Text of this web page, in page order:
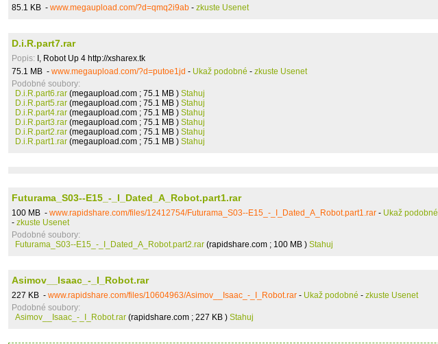
85.1 KB - www.megaupload.com/?d=qmq2i9ab - zkuste Usenet
D.i.R.part7.rar
Popis: I, Robot Up 4 http://xsharex.tk
75.1 MB - www.megaupload.com/?d=putoe1jd - Ukaž podobné - zkuste Usenet
Podobné soubory:
D.i.R.part6.rar (megaupload.com ; 75.1 MB ) Stahuj
D.i.R.part5.rar (megaupload.com ; 75.1 MB ) Stahuj
D.i.R.part4.rar (megaupload.com ; 75.1 MB ) Stahuj
D.i.R.part3.rar (megaupload.com ; 75.1 MB ) Stahuj
D.i.R.part2.rar (megaupload.com ; 75.1 MB ) Stahuj
D.i.R.part1.rar (megaupload.com ; 75.1 MB ) Stahuj
Futurama_S03--E15_-_I_Dated_A_Robot.part1.rar
100 MB - www.rapidshare.com/files/12412754/Futurama_S03--E15_-_I_Dated_A_Robot.part1.rar - Ukaž podobné
- zkuste Usenet
Podobné soubory:
Futurama_S03--E15_-_I_Dated_A_Robot.part2.rar (rapidshare.com ; 100 MB ) Stahuj
Asimov__Isaac_-_I_Robot.rar
227 KB - www.rapidshare.com/files/10604963/Asimov__Isaac_-_I_Robot.rar - Ukaž podobné - zkuste Usenet
Podobné soubory:
Asimov__Isaac_-_I_Robot.rar (rapidshare.com ; 227 KB ) Stahuj